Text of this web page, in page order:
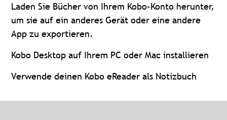
Laden Sie Bücher von Ihrem Kobo-Konto herunter,
um sie auf ein anderes Gerät oder eine andere
App zu exportieren.
Kobo Desktop auf Ihrem PC oder Mac installieren
Verwende deinen Kobo eReader als Notizbuch